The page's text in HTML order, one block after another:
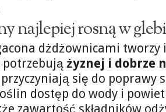
najlepiej rosną w
dżdżownicami
żyznej i dobrze
się do poprawy
dostęp do wody i
zawartość składników